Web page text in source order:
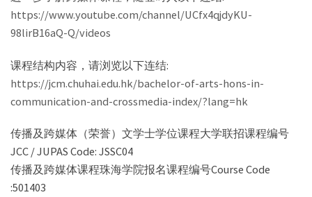
https://www.youtube.com/channel/UCfx4qjdyKU-
98lirB16aQ-Q/videos
课程结构内容，请浏览以下连结:
https://jcm.chuhai.edu.hk/bachelor-of-arts-hons-in-
communication-and-crossmedia-index/?lang=hk
传播及跨媒体（荣誉）文学士学位课程大学联招课程编号
JCC / JUPAS Code: JSSC04
传播及跨媒体课程珠海学院报名课程编号Course Code
:501403